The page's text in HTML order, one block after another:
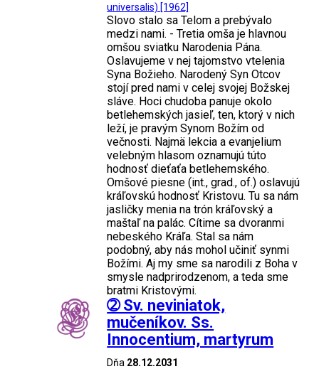
universalis) [1962]
Slovo stalo sa Telom a prebývalo
medzi nami. - Tretia omša je hlavnou
omšou sviatku Narodenia Pána.
Oslavujeme v nej tajomstvo vtelenia
Syna Božieho. Narodený Syn Otcov
stojí pred nami v celej svojej Božskej
sláve. Hoci chudoba panuje okolo
betlehemských jasieľ, ten, ktorý v nich
leží, je pravým Synom Božím od
večnosti. Najmä lekcia a evanjelium
velebným hlasom oznamujú túto
hodnosť dieťaťa betlehemského.
Omšové piesne (int., grad., of.) oslavujú
kráľovskú hodnosť Kristovu. Tu sa nám
jasličky menia na trón kráľovský a
maštaľ na palác. Cítime sa dvoranmi
nebeského Kráľa. Stal sa nám
podobný, aby nás mohol učiniť synmi
Božími. Aj my sme sa narodili z Boha v
smysle nadprirodzenom, a teda sme
bratmi Kristovými.
➁ Sv. neviniatok,
mučeníkov. Ss.
Innocentium, martyrum
Dňa 28.12.2031